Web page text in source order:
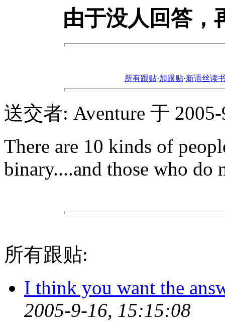
由于没人回答，
所有跟贴·加跟贴·新语丝读
送交者: Aventure 于
There are 10 kinds of
binary....and those who do
所有跟贴:
I think you want the
2005-9-16, 15:15:08